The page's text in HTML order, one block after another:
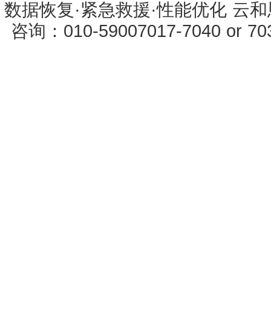
数据恢复·紧急救援·性能优化 云
咨询：010-59007017-7040 or